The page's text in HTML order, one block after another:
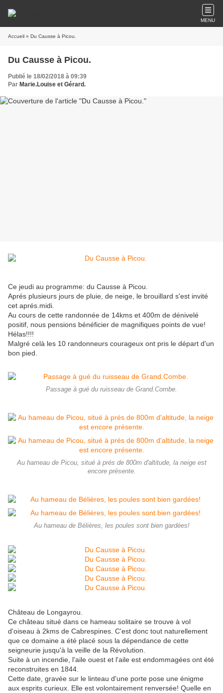
MENU
Accueil » Du Causse à Picou.
Du Causse à Picou.
Publié le 18/02/2018 à 09:39
Par Marie.Louise et Gérard.
Ce jeudi au programme: du Causse à Picou.
Aprés plusieurs jours de pluie, de neige, le brouillard s'est invité
cet aprés.midi.
Au cours de cette randonnée de 14kms et 400m de dénivelé
positif, nous pensions bénéficier de magnifiques points de vue!
Hélas!!!!
Malgré celà les 10 randonneurs courageux ont pris le départ d'un
bon pied.
Passage à gué du ruisseau de Grand.Combe.
Au hameau de Picou, situé à prés de 800m d'altitude, la neige est
encore présente.
Au hameau de Bélières, les poules sont bien gardées!
Château de Longayrou.
Ce château situé dans ce hameau solitaire se trouve à vol
d'oiseau à 2kms de Cabrespines. C'est donc tout naturellement
que ce domaine a été placé sous la dépendance de cette
seigneurie jusqu'à la veille de la Révolution.
Suite à un incendie, l'aile ouest et l'aile est endommagées ont été
reconstruites en 1844.
Cette date, gravée sur le linteau d'une porte pose une énigme
aux esprits curieux. Elle est volontairement renversée! Quelle en